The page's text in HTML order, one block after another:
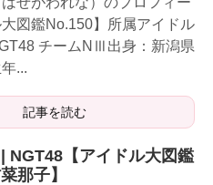
図鑑No.150】所属アイドル
チームNⅢ出身：新潟県
...
記事を読む
NGT48【アイドル大図鑑
那子】